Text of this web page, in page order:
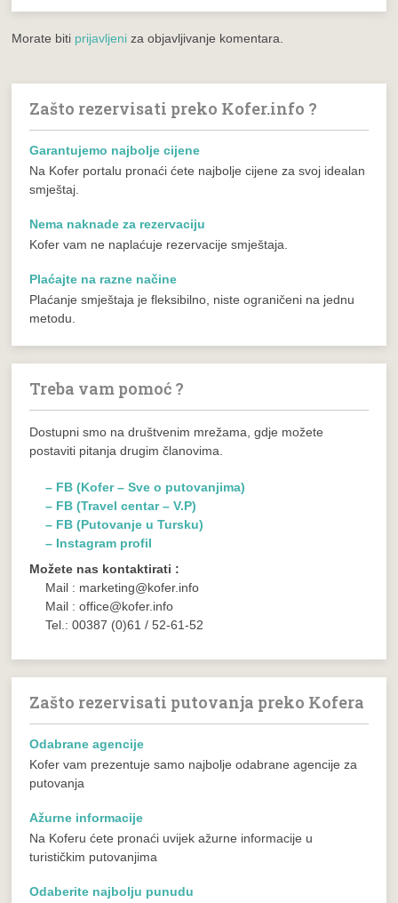
Morate biti prijavljeni za objavljivanje komentara.
Zašto rezervisati preko Kofer.info ?
Garantujemo najbolje cijene
Na Kofer portalu pronaći ćete najbolje cijene za svoj idealan
smještaj.
Nema naknade za rezervaciju
Kofer vam ne naplaćuje rezervacije smještaja.
Plaćajte na razne načine
Plaćanje smještaja je fleksibilno, niste ograničeni na jednu
metodu.
Treba vam pomoć ?
Dostupni smo na društvenim mrežama, gdje možete
postaviti pitanja drugim članovima.
– FB (Kofer – Sve o putovanjima)
– FB (Travel centar – V.P)
– FB (Putovanje u Tursku)
– Instagram profil
Možete nas kontaktirati :
Mail : marketing@kofer.info
Mail : office@kofer.info
Tel.: 00387 (0)61 / 52-61-52
Zašto rezervisati putovanja preko Kofera
Odabrane agencije
Kofer vam prezentuje samo najbolje odabrane agencije za
putovanja
Ažurne informacije
Na Koferu ćete pronaći uvijek ažurne informacije u
turističkim putovanjima
Odaberite najbolju punudu